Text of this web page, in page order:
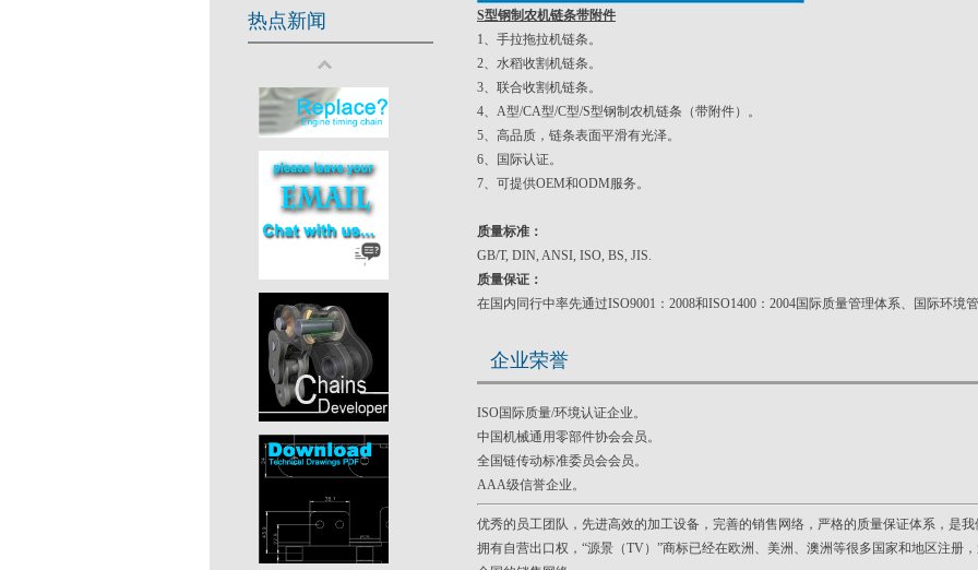
热点新闻
S型钢制农机链条带附件
1、手拉拖拉机链条。
2、水稻收割机链条。
3、联合收割机链条。
4、A型/CA型/C型/S型钢制农机链条 （带附件）。
5、高品质，链条表面平滑有光泽。
6、国际认证。
7、可提供OEM和ODM服务。
质量标准：
GB/T, DIN, ANSI, ISO, BS, JIS.
质量保证：
在国内同行中率先通过ISO9001：2008和ISO1400：2004国际质量管理体系、国际环境
企业荣誉
ISO国际质量/环境认证企业。
中国机械通用零部件协会会员。
全国链传动标准委员会会员。
AAA级信誉企业。
优秀的员工团队，先进高效的加工设备，完善的销售网络，严格的质量保证体系，是我
拥有自营出口权，“源景（TV）”商标已经在欧洲、美洲、澳洲等很多国家和地区注册